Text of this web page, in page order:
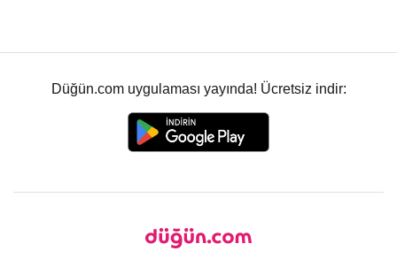
Düğün.com uygulaması yayında! Ücretsiz indir: